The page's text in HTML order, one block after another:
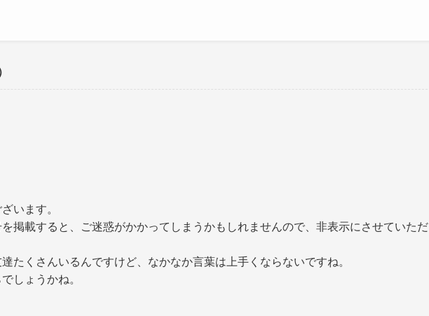
います。
掲載すると、ご迷惑がかかってしまうかもしれませんので、非表示にさせていただ
たくさんいるんですけど、なかなか言葉は上手くならないですね。
しょうかね。